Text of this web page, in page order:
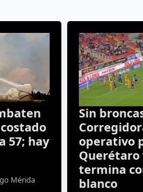
hay
Sin broncas
Corregidora:
operativo
Querétaro
termina con
blanco